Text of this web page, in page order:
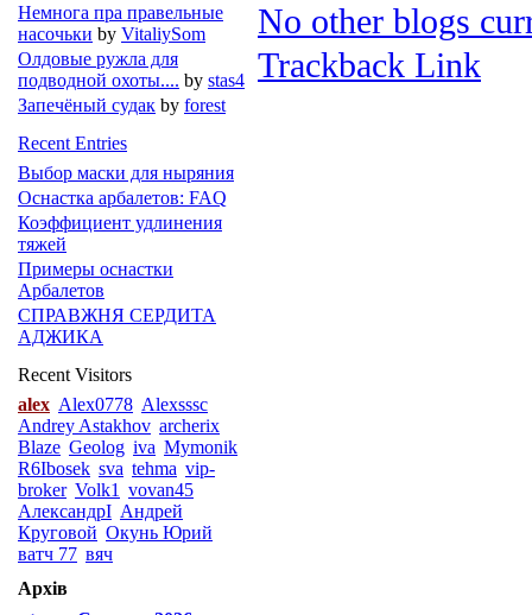
No other blogs
Trackback Link
Немнога пра правельные
насочьки by VitaliySom
Олдовые ружла для
подводной охоты.... by stas4
Запечёный судак by forest
Recent Entries
Выбор маски для ныряния
Оснастка арбалетов: FAQ
Коэффициент удлинения
тяжей
Примеры оснастки
Арбалетов
СПРАВЖНЯ СЕРДИТА
АДЖИКА
Recent Visitors
alex Alex0778 Alexsssc
Andrey Astakhov archerix
Blaze Geolog iva Mymonik
R6Ibosek sva tehma vip-
broker Volk1 vovan45
АлександрI Андрей
Круговой Окунь Юрий
ватч 77 вяч
Архів